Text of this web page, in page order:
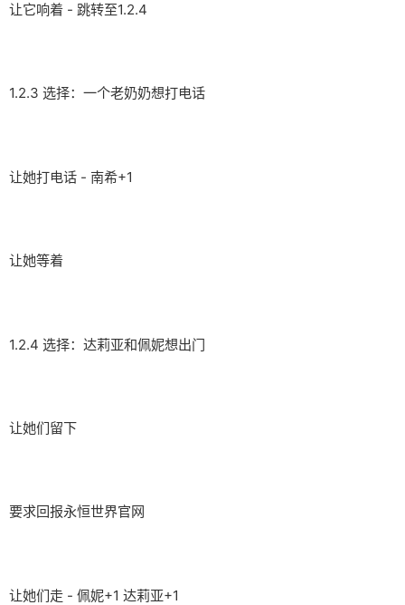
让它响着 - 跳转至1.2.4
1.2.3 选择：一个老奶奶想打电话
让她打电话 - 南希+1
让她等着
1.2.4 选择：达莉亚和佩妮想出门
让她们留下
要求回报永恒世界官网
让她们走 - 佩妮+1 达莉亚+1